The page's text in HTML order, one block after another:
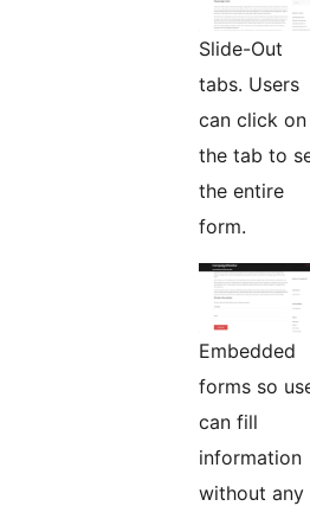
Slide-Out
tabs. Users
can click on
the tab to
the entire
form.
Embedded
forms so
can fill
information
without any